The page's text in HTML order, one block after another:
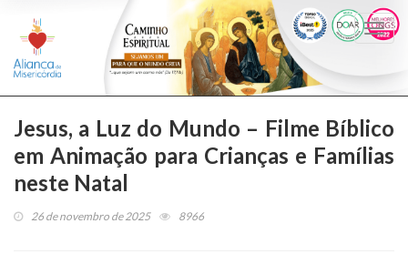
Jesus, a Luz do Mundo – Filme Bíblico
em Animação para Crianças e Famílias
neste Natal
26 de novembro de 2025 8966